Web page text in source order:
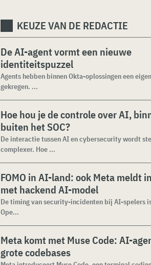
KEUZE VAN DE REDACTIE
De AI-agent vormt een nieuwe
identiteitspuzzel
Agents hebben binnen Okta-oplossingen een
gekregen. ...
Hoe hou je de controle over AI,
buiten het SOC?
De interactie tussen AI en cybersecurity wordt
complexer. Hoe ...
FOMO in AI-land: ook Meta meldt
met hackend AI-model
De timing van security-incidenten bij AI-spelers
Ope...
Meta komt met Muse Code: AI-
grote codebases